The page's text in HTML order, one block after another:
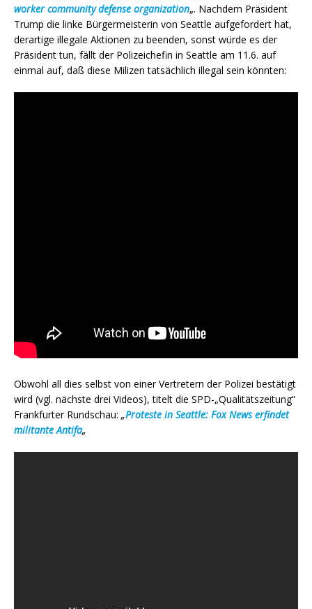
worker community defense organization„. Nachdem Präsident
Trump die linke Bürgermeisterin von Seattle aufgefordert hat,
derartige illegale Aktionen zu beenden, sonst würde es der
Präsident tun, fällt der Polizeichefin in Seattle am 11.6. auf
einmal auf, daß diese Milizen tatsächlich illegal sein könnten:
Obwohl all dies selbst von einer Vertretern der Polizei bestätigt
wird (vgl. nächste drei Videos), titelt die SPD-„Qualitätszeitung“
Frankfurter Rundschau: „Proteste in Seattle: Fox News erfindet
militante Antifa„